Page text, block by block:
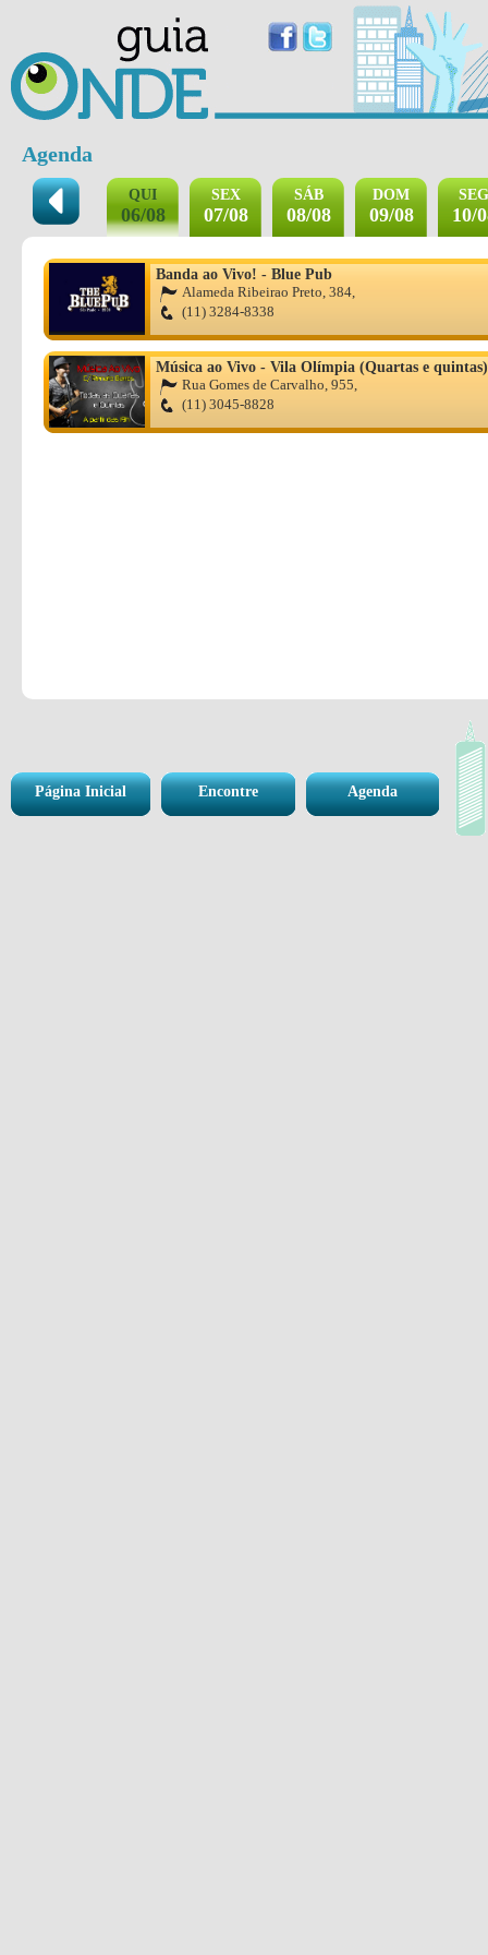
Agenda
QUI
06/08
SEX
07/08
SÁB
08/08
DOM
09/08
SEG
10/
Banda ao Vivo! - Blue Pub
Alameda Ribeirao Preto, 384,
(11) 3284-8338
Música ao Vivo - Vila Olímpia (Quartas e quintas)
Rua Gomes de Carvalho, 955,
(11) 3045-8828
Página Inicial Encontre Agenda